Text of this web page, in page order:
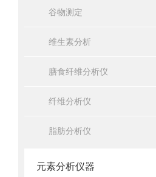
谷物测定
维生素分析
膳食纤维分析仪
纤维分析仪
脂肪分析仪
元素分析仪器